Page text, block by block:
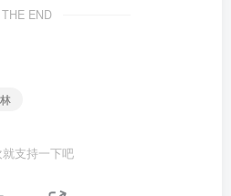
THE END
支持一下吧